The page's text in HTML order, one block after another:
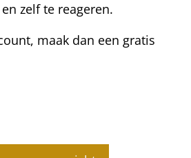
zelf te reageren.
maak dan een gratis